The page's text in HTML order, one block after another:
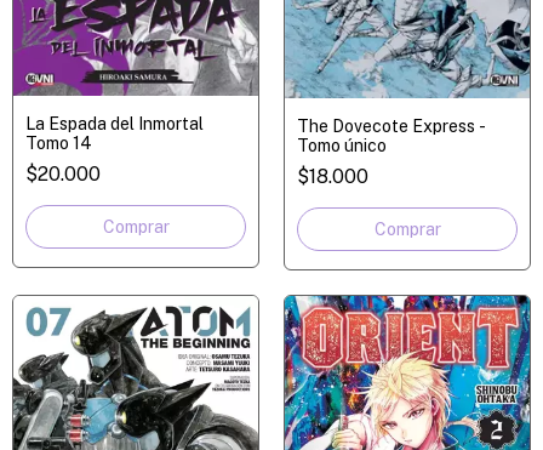
La Espada del Inmortal
Tomo 14
$20.000
The Dovecote Express -
Tomo único
$18.000